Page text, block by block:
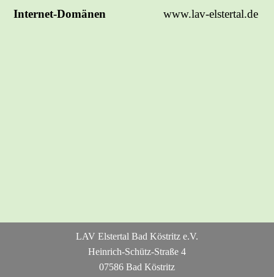
Internet-Domänen
www.lav-elstertal.de
LAV Elstertal Bad Köstritz e.V.
Heinrich-Schütz-Straße 4
07586 Bad Köstritz